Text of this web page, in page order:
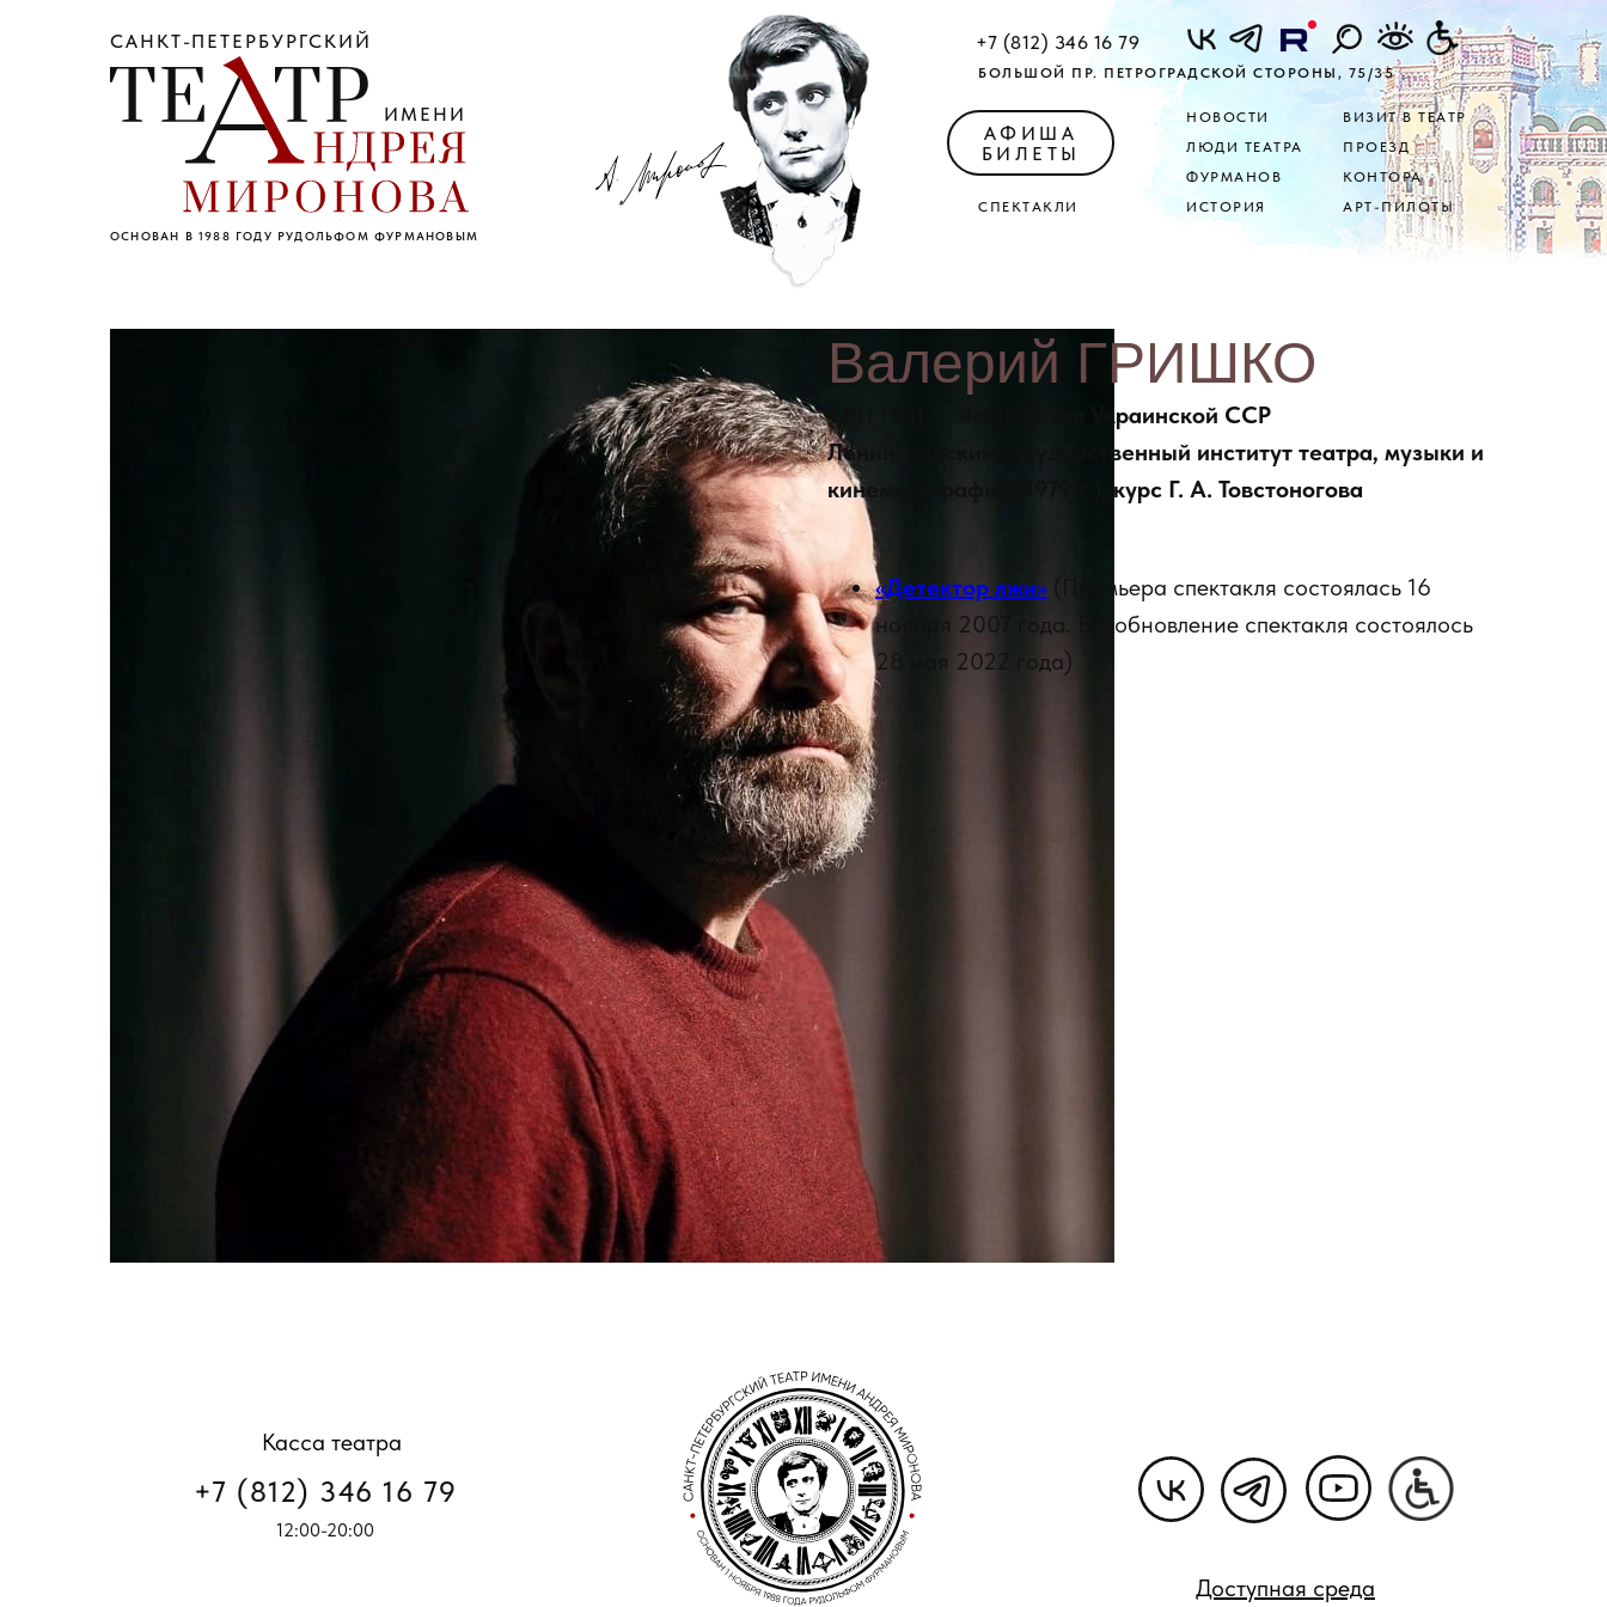
САНКТ-ПЕТЕРБУРГСКИЙ
ИМЕНИ
ОСНОВАН В 1988 ГОДУ РУДОЛЬФОМ ФУРМАНОВЫМ
+7 (812) 346 16 79
БОЛЬШОЙ ПР. ПЕТРОГРАДСКОЙ СТОРОНЫ, 75/35
АРТ-ПИЛОТЫ
КОНТОРА
ПРОЕЗД
ВИЗИТ В ТЕАТР
НОВОСТИ
ИСТОРИЯ
ФУРМАНОВ
ЛЮДИ ТЕАТРА
СПЕКТАКЛИ
АФИША
БИЛЕТЫ
Валерий ГРИШКО
12.11.1951, г. Ясиноватая Украинской ССР
Ленинградский государственный институт театра, музыки и
кинематографии (1979 г.), курс Г. А. Товстоногова
«Детектор лжи» (Премьера спектакля состоялась 16
ноября 2007 года. Возобновление спектакля состоялось
28 мая 2022 года)
12:00-20:00
+7 (812) 346 16 79
Касса театра
Доступная среда